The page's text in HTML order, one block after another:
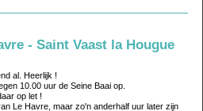
- Saint Vaast la Hougue
al. Heerlijk !
10.00 uur de Seine Baai op.
op let !
Le Havre, maar zo'n anderhalf uur later zijn